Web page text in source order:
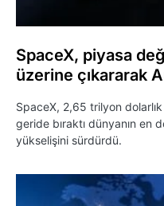
SpaceX, piyasa
üzerine çıkararak
SpaceX, 2,65 trilyon
geride bıraktı dünyanın en
yükselişini sürdürdü.